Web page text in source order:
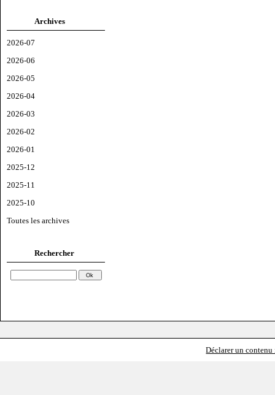
Archives
2026-07
2026-06
2026-05
2026-04
2026-03
2026-02
2026-01
2025-12
2025-11
2025-10
Toutes les archives
Rechercher
Déclarer un